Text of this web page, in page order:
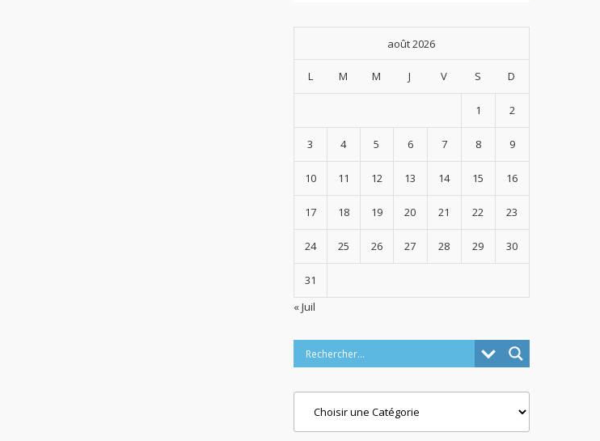
août 2026
L M M J V S D
1 2
3 4 5 6 7 8 9
10 11 12 13 14 15 16
17 18 19 20 21 22 23
24 25 26 27 28 29 30
31
« Juil